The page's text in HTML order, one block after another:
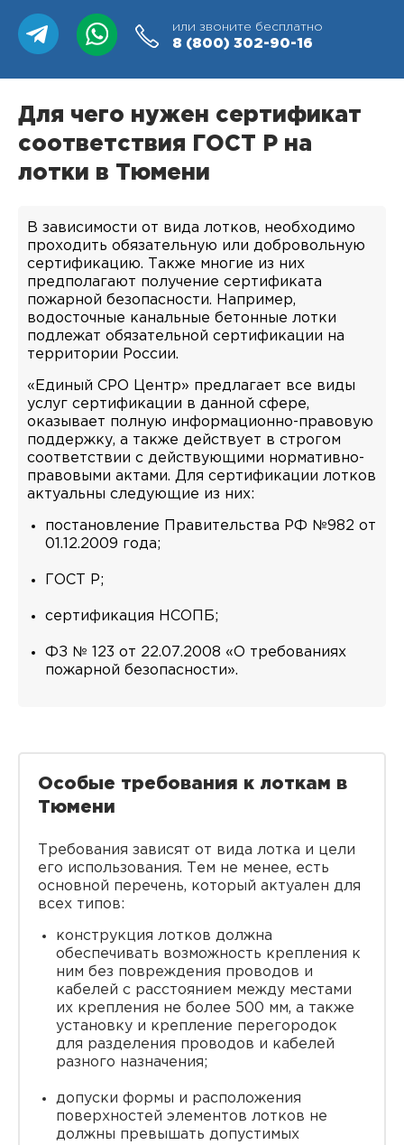
или звоните бесплатно
8 (800) 302-90-16
Для чего нужен сертификат
соответствия ГОСТ Р на
лотки в Тюмени
В зависимости от вида лотков, необходимо
проходить обязательную или добровольную
сертификацию. Также многие из них
предполагают получение сертификата
пожарной безопасности. Например,
водосточные канальные бетонные лотки
подлежат обязательной сертификации на
территории России.
«Единый СРО Центр» предлагает все виды
услуг сертификации в данной сфере,
оказывает полную информационно-правовую
поддержку, а также действует в строгом
соответствии с действующими нормативно-
правовыми актами. Для сертификации лотков
актуальны следующие из них:
постановление Правительства РФ №982 от
01.12.2009 года;
ГОСТ Р;
сертификация НСОПБ;
ФЗ № 123 от 22.07.2008 «О требованиях
пожарной безопасности».
Особые требования к лоткам в
Тюмени
Требования зависят от вида лотка и цели
его использования. Тем не менее, есть
основной перечень, который актуален для
всех типов:
конструкция лотков должна
обеспечивать возможность крепления к
ним без повреждения проводов и
кабелей с расстоянием между местами
их крепления не более 500 мм, а также
установку и крепление перегородок
для разделения проводов и кабелей
разного назначения;
допуски формы и расположения
поверхностей элементов лотков не
должны превышать допустимых